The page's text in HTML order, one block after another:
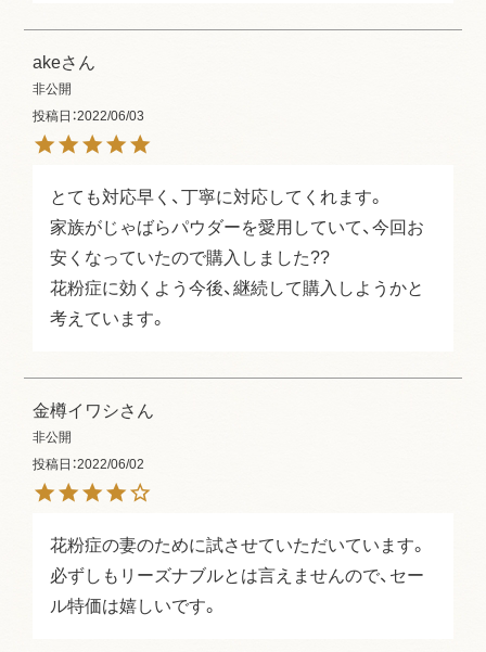
ake
非公開
投稿日 2022/06/03
とても対応早く、丁寧に対応してくれます。
家族がじゃばらパウダーを愛用していて、今回お
安くなっていたので購入しました??
花粉症に効くよう今後、継続して購入しようかと
考えています。
金樽イワシ
非公開
投稿日 2022/06/02
花粉症の妻のために試させていただいています。
必ずしもリーズナブルとは言えませんので、セー
ル特価は嬉しいです。